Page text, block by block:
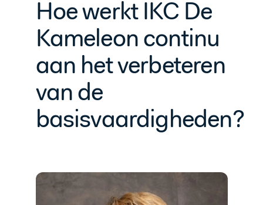
Hoe werkt IKC De
Kameleon continu
aan het verbeteren
van de
basisvaardigheden?